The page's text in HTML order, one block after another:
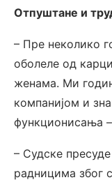
Отпуштане и
– Пре неколико
оболеле од
женама. Ми
компанијом и
функционисања
– Судске
радницима због